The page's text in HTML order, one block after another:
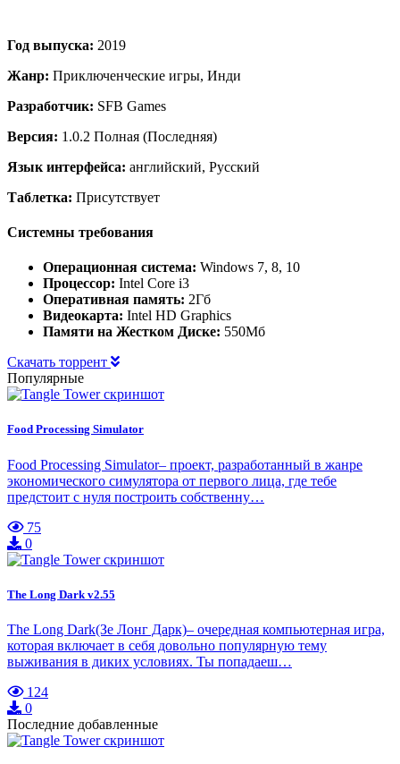
Год выпуска: 2019
Жанр: Приключенческие игры, Инди
Разработчик: SFB Games
Версия: 1.0.2 Полная (Последняя)
Язык интерфейса: английский, Русский
Таблетка: Присутствует
Системны требования
Операционная система: Windows 7, 8, 10
Процессор: Intel Core i3
Оперативная память: 2Гб
Видеокарта: Intel HD Graphics
Памяти на Жестком Диске: 550Мб
Скачать торрент
Популярные
Food Processing Simulator
Food Processing Simulator– проект, разработанный в жанре
экономического симулятора от первого лица, где тебе
предстоит с нуля построить собственну…
75
0
The Long Dark v2.55
The Long Dark(Зе Лонг Дарк)– очередная компьютерная игра,
которая включает в себя довольно популярную тему
выживания в диких условиях. Ты попадаеш…
124
0
Последние добавленные